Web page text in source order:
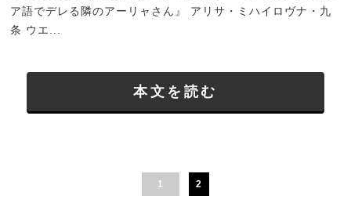
ア語でデレる隣のアーリャさん』 アリサ・ミハイロヴナ・九
条 ウエ...
本文を読む
1 2